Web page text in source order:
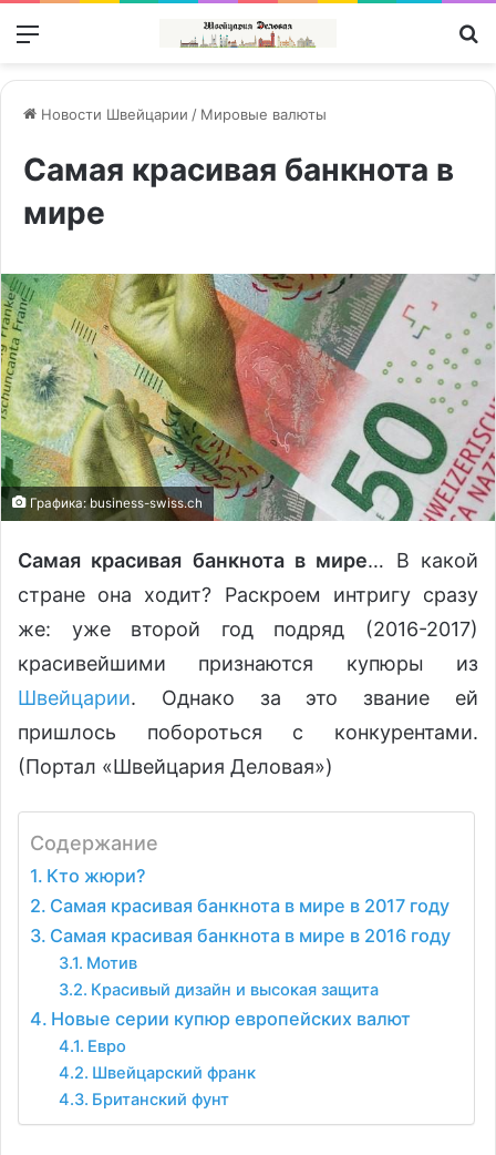
Меню
Новости Швейцарии / Мировые валюты
Самая красивая банкнота в
мире
Графика: business-swiss.ch
Самая красивая банкнота в мире… В какой
стране она ходит? Раскроем интригу сразу
же: уже второй год подряд (2016-2017)
красивейшими признаются купюры из
Швейцарии. Однако за это звание ей
пришлось побороться с конкурентами.
(Портал «Швейцария Деловая»)
Содержание
Кто жюри?
Самая красивая банкнота в мире в 2017 году
Самая красивая банкнота в мире в 2016 году
Мотив
Красивый дизайн и высокая защита
Новые серии купюр европейских валют
Евро
Швейцарский франк
Британский фунт